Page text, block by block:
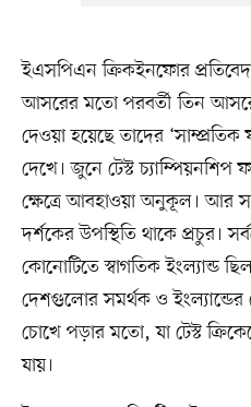
ইএসপিএন ক্রিকইনফোর
আসরের মতো পরবর্তী তিন
দেওয়া হয়েছে তাদের
দেখে। জুনে টেস্ট
ক্ষেত্রে আবহাওয়া অনুকূল। আর
দর্শকের উপস্থিতি থাকে প্রচুর।
কোনোটিতে স্বাগতিক ইংল্যান্ড
দেশগুলোর সমর্থক ও ইংল্যান্ডের
চোখে পড়ার মতো, যা টেস্ট
যায়।